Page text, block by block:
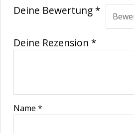
Deine Bewertung *
Deine Rezension *
Name*